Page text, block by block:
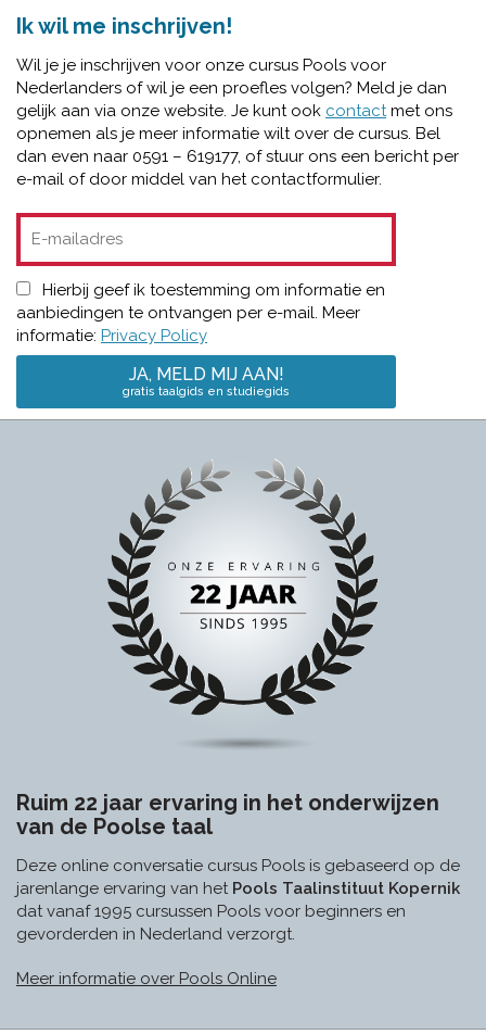
Ik wil me inschrijven!
Wil je je inschrijven voor onze cursus Pools voor
Nederlanders of wil je een proefles volgen? Meld je dan
gelijk aan via onze website. Je kunt ook contactmet ons
opnemen als je meer informatie wilt over de cursus. Bel
dan even naar 0591 – 619177, of stuur ons een bericht per
e-mail of door middel van het contactformulier.
Hierbij geef ik toestemming om informatie en
aanbiedingen te ontvangen per e-mail. Meer
informatie: Privacy Policy
JA, MELD MIJ AAN!
gratis taalgids en studiegids
Ruim 22 jaar ervaring in het onderwijzen
van de Poolse taal
Deze online conversatie cursus Pools is gebaseerd op de
jarenlange ervaring van het Pools Taalinstituut Kopernik
dat vanaf 1995 cursussen Pools voor beginners en
gevorderden in Nederland verzorgt.
Meer informatie over Pools Online